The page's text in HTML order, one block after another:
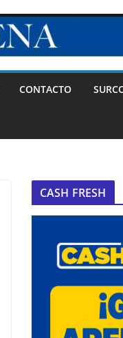
CONTACTO
CASH FRESH